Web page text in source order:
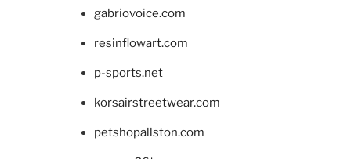
gabriovoice.com
resinflowart.com
p-sports.net
korsairstreetwear.com
petshopallston.com